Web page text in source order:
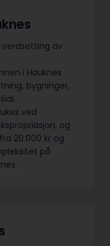
verdsetting av
i Hauknes
bygninger,
ved
og
20.000 kr og
på